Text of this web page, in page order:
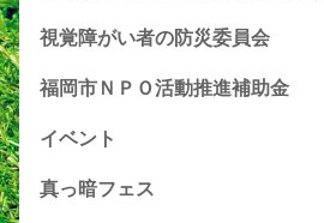
視覚障がい者の防災委員会
福岡市ＮＰＯ活動推進補助金
イベント
真っ暗フェス